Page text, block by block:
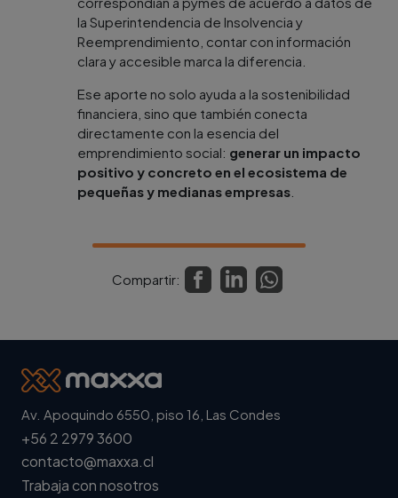
la Superintendencia de Insolvencia y
Reemprendimiento, contar con información
clara y accesible marca la diferencia.
Ese aporte no solo ayuda a la sostenibilidad
financiera, sino que también conecta
directamente con la esencia del
emprendimiento social: generar un impacto
positivo y concreto en el ecosistema de
pequeñas y medianas empresas
Compartir:
Av. Apoquindo 6550, piso 16, Las Condes
+56 2 2979 3600
contacto@maxxa.cl
Trabaja con nosotros